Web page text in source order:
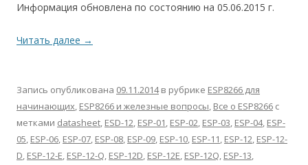
Информация обновлена по состоянию на 05.06.2015 г.
Читать далее →
Запись опубликована 09.11.2014в рубрике ESP8266 для
начинающих, ESP8266 и железные вопросы, Все о ESP8266 с
метками datasheet, ESD-12, ESP-01, ESP-02, ESP-03, ESP-04, ESP-
05, ESP-06, ESP-07, ESP-08, ESP-09, ESP-10, ESP-11, ESP-12, ESP-12-
D, ESP-12-E, ESP-12-Q, ESP-12D, ESP-12E, ESP-12Q, ESP-13,